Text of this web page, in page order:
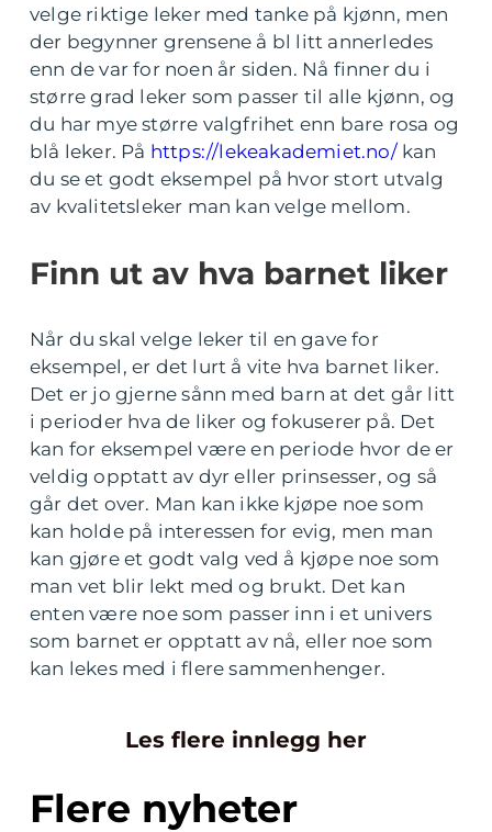
velge riktige leker med tanke på kjønn, men
der begynner grensene å bl litt annerledes
enn de var for noen år siden. Nå finner du i
større grad leker som passer til alle kjønn, og
du har mye større valgfrihet enn bare rosa og
blå leker. På https://lekeakademiet.no/kan
du se et godt eksempel på hvor stort utvalg
av kvalitetsleker man kan velge mellom.
Finn ut av hva barnet liker
Når du skal velge leker til en gave for
eksempel, er det lurt å vite hva barnet liker.
Det er jo gjerne sånn med barn at det går litt
i perioder hva de liker og fokuserer på. Det
kan for eksempel være en periode hvor de er
veldig opptatt av dyr eller prinsesser, og så
går det over. Man kan ikke kjøpe noe som
kan holde på interessen for evig, men man
kan gjøre et godt valg ved å kjøpe noe som
man vet blir lekt med og brukt. Det kan
enten være noe som passer inn i et univers
som barnet er opptatt av nå, eller noe som
kan lekes med i flere sammenhenger.
Les flere innlegg her
Flere nyheter